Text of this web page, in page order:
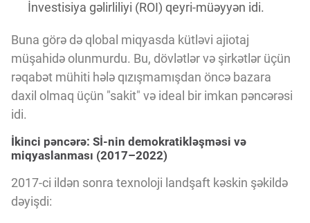
İnvestisiya gəlirliliyi (ROI) qeyri-müəyyən idi.
Buna görə də qlobal miqyasda kütləvi ajiotaj
müşahidə olunmurdu. Bu, dövlətlər və şirkətlər üçün
rəqabət mühiti hələ qızışmamışdan öncə bazara
daxil olmaq üçün "sakit" və ideal bir imkan pəncərəsi
idi.
İkinci pəncərə: Sİ-nin demokratikləşməsi və
miqyaslanması (2017–2022)
2017-ci ildən sonra texnoloji landşaft kəskin şəkildə
dəyişdi: